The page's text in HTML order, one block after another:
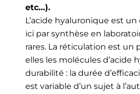
etc…).
L’acide hyaluronique est
ici par synthèse en
rares. La réticulation est
elles les molécules d’acide
durabilité : la durée
est variable d’un sujet à